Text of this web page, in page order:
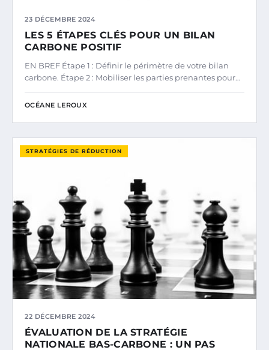
23 DÉCEMBRE 2024
LES 5 ÉTAPES CLÉS POUR UN BILAN
CARBONE POSITIF
EN BREF Étape 1 : Définir le périmètre de votre bilan
carbone. Étape 2 : Mobiliser les parties prenantes pour…
OCÉANE LEROUX
STRATÉGIES DE RÉDUCTION
22 DÉCEMBRE 2024
ÉVALUATION DE LA STRATÉGIE
NATIONALE BAS-CARBONE : UN PAS